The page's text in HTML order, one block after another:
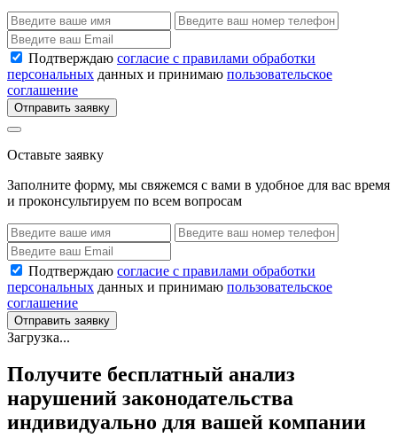
Подтверждаю согласие с правилами обработки
персональных данных и принимаю пользовательское
соглашение
Отправить заявку
Оставьте заявку
Заполните форму, мы свяжемся с вами в удобное для вас время
и проконсультируем по всем вопросам
Подтверждаю согласие с правилами обработки
персональных данных и принимаю пользовательское
соглашение
Отправить заявку
Загрузка...
Получите бесплатный анализ
нарушений законодательства
индивидуально для вашей компании